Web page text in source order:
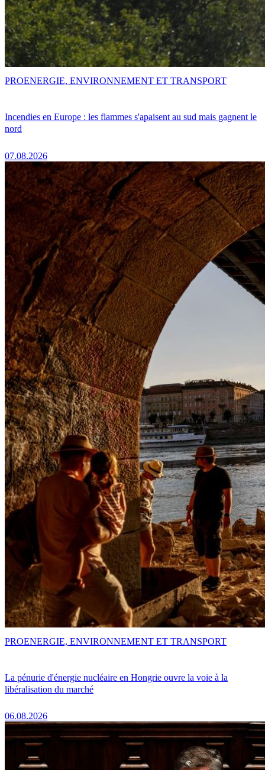
Incendies en Europe : les flammes s'apaisent au sud mais gagnent le
nord
07.08.2026
PROENERGIE, ENVIRONNEMENT ET TRANSPORT
La pénurie d'énergie nucléaire en Hongrie ouvre la voie à la
libéralisation du marché
06.08.2026
PROENERGIE, ENVIRONNEMENT ET TRANSPORT